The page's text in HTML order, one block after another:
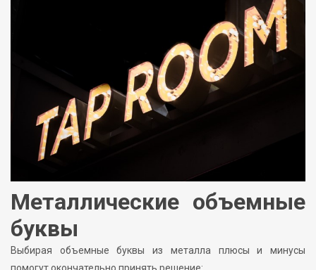
Металлические объемные
буквы
Выбирая объемные буквы из металла плюсы и минусы
помогут окончательно принять решение: